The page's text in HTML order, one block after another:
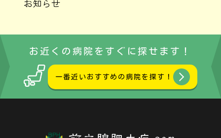
2023年3月(1)
2023年2月
2023年1月(2)
2022年12月(4)
お知らせ
お近くの病院をすぐに探せます！
一番近いおすすめの病院を探す！